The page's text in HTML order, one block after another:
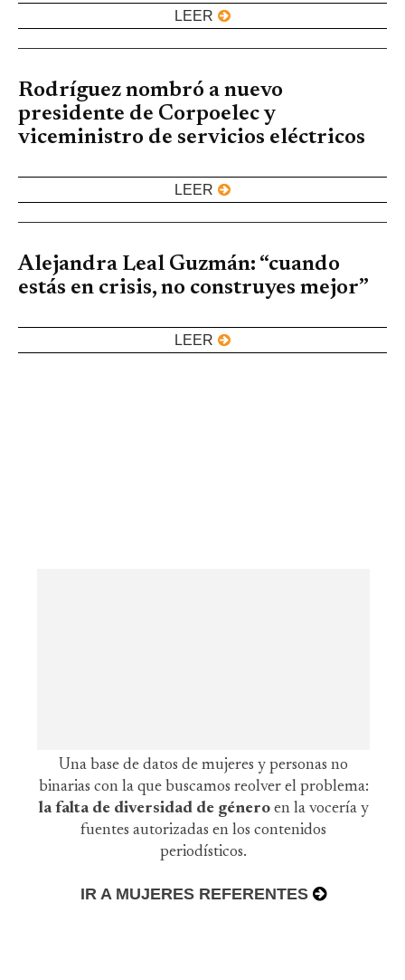
LEER
Rodríguez nombró a nuevo
presidente de Corpoelec y
viceministro de servicios eléctricos
LEER
Alejandra Leal Guzmán: “cuando
estás en crisis, no construyes mejor”
LEER
Una base de datos de mujeres y personas no
binarias con la que buscamos reolver el problema:
la falta de diversidad de género en la vocería y
fuentes autorizadas en los contenidos
periodísticos.
IR A MUJERES REFERENTES